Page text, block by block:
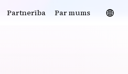
Partnerība Par mums